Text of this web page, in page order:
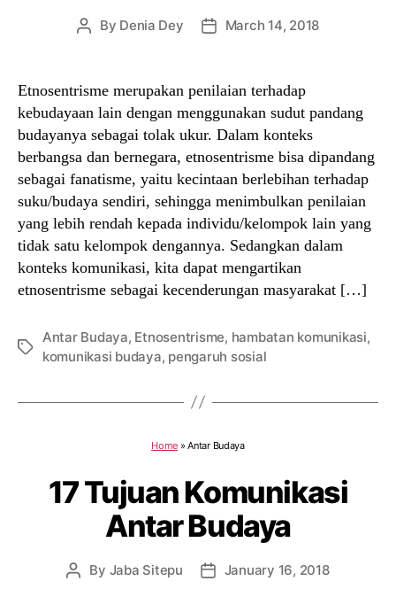
Post
By Denia Dey
PostMarch 14, 2018
Etnosentrisme merupakan penilaian terhadap
kebudayaan lain dengan menggunakan sudut pandang
budayanya sebagai tolak ukur. Dalam konteks
berbangsa dan bernegara, etnosentrisme bisa dipandang
sebagai fanatisme, yaitu kecintaan berlebihan terhadap
suku/budaya sendiri, sehingga menimbulkan penilaian
yang lebih rendah kepada individu/kelompok lain yang
tidak satu kelompok dengannya. Sedangkan dalam
konteks komunikasi, kita dapat mengartikan
etnosentrisme sebagai kecenderungan masyarakat […]
Tags
Antar Budaya, Etnosentrisme, hambatan komunikasi,
komunikasi budaya, pengaruh sosial
Home»Antar Budaya
17 Tujuan Komunikasi
Antar Budaya
Post
By Jaba Sitepu
PostJanuary 16, 2018